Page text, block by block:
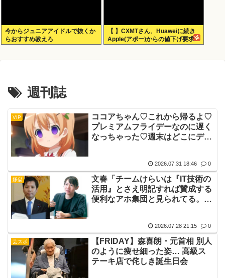
今からジュニアアイドルで抜くか
らおすすめ教えろ
【 】CXMTさん、Huaweiに続き
Apple(アポー)からの値下げ要求
週刊誌
VIP
ココアちゃん♡これから帰るよ♡
プレミアムフライデーなのに遅く
なっちゃった♡週末はどこにデー
2026.07.31 18:46 0
嫌儲
文春「チームけらいは『IT技術の
活用』とさえ明記すれば賛成する
便利なアホ集団と見られてる。で
2026.07.28 21:15 0
芸スポ
【FRIDAY】森喜朗・元首相 別人
のように痩せ細った姿… 高級ス
テーキ店で侘しき誕生日会